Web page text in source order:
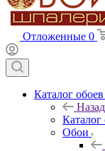
Отложенные 0
Каталог обоев
Назад
Каталог
Обои